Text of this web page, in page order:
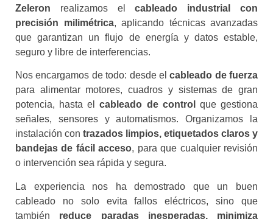
Zeleron realizamos elcableado industrial con
precisión milimétrica, aplicando técnicas avanzadas
que garantizan un flujo de energía y datos estable,
seguro y libre de interferencias.
Nos encargamos de todo: desde elcableado de fuerza
para alimentar motores, cuadros y sistemas de gran
potencia, hasta elcableado de control
que gestiona
señales, sensores y automatismos. Organizamos la
instalación con trazados limpios, etiquetados claros y
bandejas de fácil acceso, para que cualquier revisión
o intervención sea rápida y segura.
La experiencia nos ha demostrado que un buen
cableado no solo evita fallos eléctricos, sino que
también reduce paradas inesperadas, minimiza